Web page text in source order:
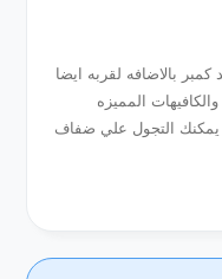
بالاضافه لقربه ايضا
المميزه
يمكنك التجول علي ضفاف